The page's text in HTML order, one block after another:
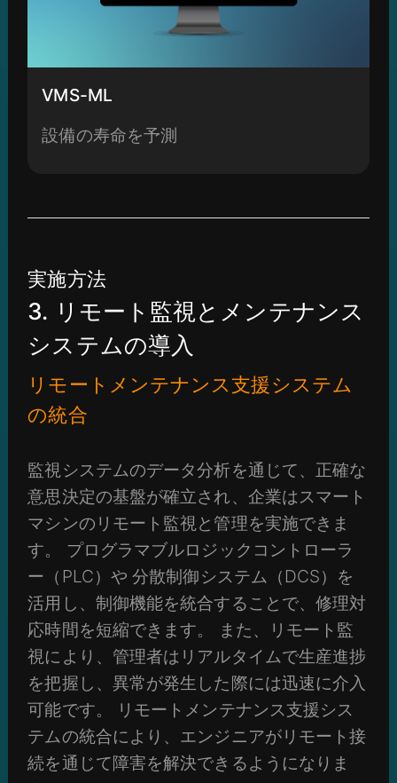
VMS-ML
設備の寿命を予測
実施方法
3. リモート監視とメンテナンス
システムの導入
リモートメンテナンス支援システム
の統合
監視システムのデータ分析を通じて、正確な
意思決定の基盤が確立され、企業はスマート
マシンのリモート監視と管理を実施できま
す。 プログラマブルロジックコントローラ
ー（PLC）や 分散制御システム（DCS）を
活用し、制御機能を統合することで、修理対
応時間を短縮できます。 また、リモート監
視により、管理者はリアルタイムで生産進捗
を把握し、異常が発生した際には迅速に介入
可能です。 リモートメンテナンス支援シス
テムの統合により、エンジニアがリモート接
続を通じて障害を解決できるようになりま